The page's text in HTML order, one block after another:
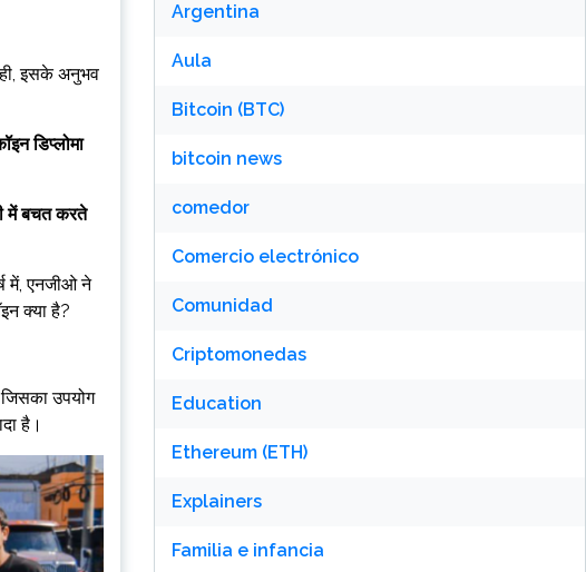
ही, इसके अनुभव
डिप्लोमा
में बचत करते
में, एनजीओ ने
क्या है?
उपयोग
है।
Argentina
Aula
Bitcoin (BTC)
bitcoin news
comedor
Comercio electrónico
Comunidad
Criptomonedas
Education
Ethereum (ETH)
Explainers
Familia e infancia